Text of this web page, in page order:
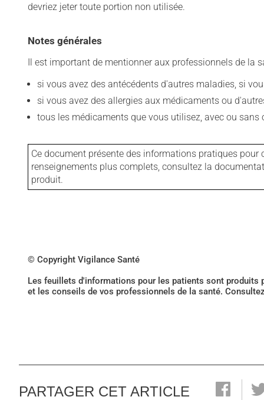
devriez jeter toute portion non utilisée.
Notes générales
Il est important de mentionner aux professionnels de la
si vous avez des antécédents d'autres maladies, si
si vous avez des allergies aux médicaments ou
tous les médicaments que vous utilisez, avec ou
Ce document présente des informations pratiques
renseignements plus complets, consultez la
produit.
© Copyright Vigilance Santé
Les feuillets d'informations pour les patients sont produits
et les conseils de vos professionnels de la santé.
PARTAGER CET ARTICLE